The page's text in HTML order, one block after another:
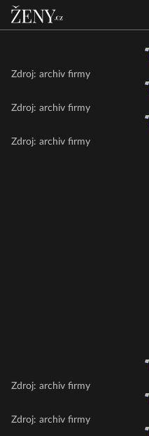
Zdroj: archiv firmy
Zdroj: archiv firmy
Zdroj: archiv firmy
Zdroj: archiv firmy
Zdroj: archiv firmy